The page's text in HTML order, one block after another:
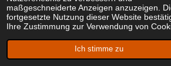
maßgeschneiderte Anzeigen anzuzeigen.
fortgesetzte Nutzung dieser Website
Ihre Zustimmung zur Verwendung von
Ich stimme zu
Mit Unterstützung von Webador